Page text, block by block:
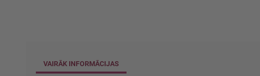
sākumuVAIRĀK INFORMĀCIJAS